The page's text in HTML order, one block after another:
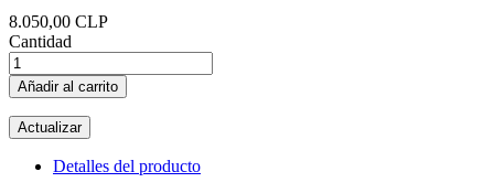
8.050,00 CLP
Cantidad
Añadir al carrito
Detalles del producto